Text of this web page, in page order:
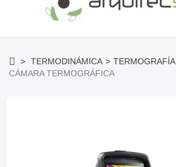
> TERMODINÁMICA > TERMOGRAFÍA
CÁMARA TERMOGRÁFICA